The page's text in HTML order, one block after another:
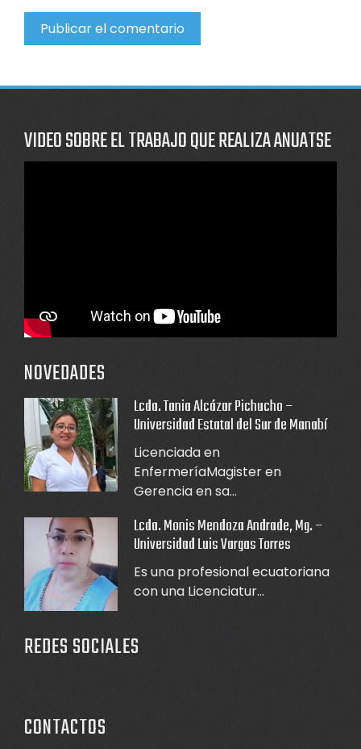
VIDEO SOBRE EL TRABAJO QUE REALIZA ANUATSE
NOVEDADES
Lcda. Tania Alcázar Pichucho –
Universidad Estatal del Sur de Manabí
Licenciada en
EnfermeríaMagister en
Gerencia en sa...
Lcda. Monis Mendoza Andrade, Mg. –
Universidad Luis Vargas Torres
Es una profesional ecuatoriana
con una Licenciatur...
REDES SOCIALES
CONTACTOS